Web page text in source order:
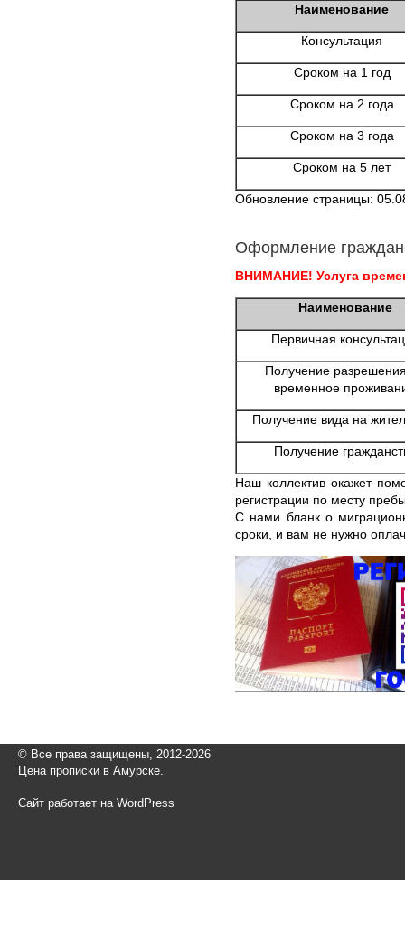
Наименование
Консультация
Сроком на 1 год
Сроком на 2 года
Сроком на 3 года
Сроком на 5 лет
Обновление страницы:
Оформление
ВНИМАНИЕ! Услуга
Наименование
Первичная
Получение
временное
Получение вида на
Получение
Наш коллектив окажет
регистрации по месту
С нами бланк о
сроки, и вам не нужно
© Все права защищены, 2012-2026
Цена прописки в Амурске.
Сайт работает на WordPress